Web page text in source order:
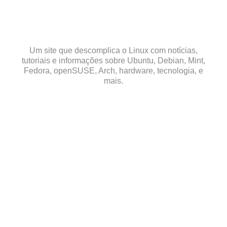
Um site que descomplica o Linux com notícias,
tutoriais e informações sobre Ubuntu, Debian, Mint,
Fedora, openSUSE, Arch, hardware, tecnologia, e
mais.